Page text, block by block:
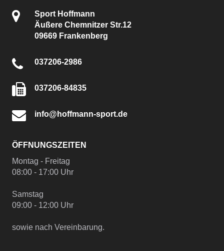
Sport Hoffmann
Äußere Chemnitzer Str.12
09669 Frankenberg
037206-2986
037206-84835
info@hoffmann-sport.de
ÖFFNUNGSZEITEN
Montag - Freitag
08:00 - 17:00 Uhr
Samstag
09:00 - 12:00 Uhr
sowie nach Vereinbarung.